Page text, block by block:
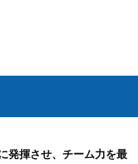
発揮させ、チーム力を最